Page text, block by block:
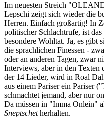
Im neuesten Streich
Lepschi zeigt sich wieder die
Herren. Einfach großartig! In
politischer Schlachtrufe, ist
besondere Wohltat. Ja, es gibt
die sprachlichen Finessen -
oder an anderen Tagen, zwar
Interviews, aber in den Texten
der 14 Lieder, wird in Roal
aus einem Pariser ein Pariser
schmachtet jemand, aber nur
Da müssen in "Imma Onlein"
Sneptschetherhalten.